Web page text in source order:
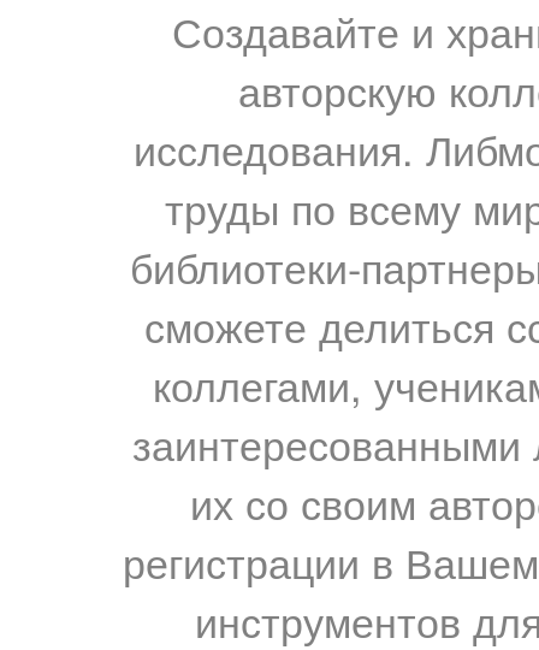
Создавайте и
авторскую
исследования.
труды по всему
библиотеки-
сможете делиться
коллегами,
их со своим
регистрации в
инструментов